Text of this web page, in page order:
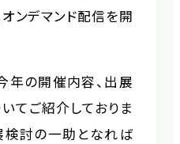
ンデマンド配信を開
年の開催内容、出展
てご紹介しておりま
検討の一助となれば